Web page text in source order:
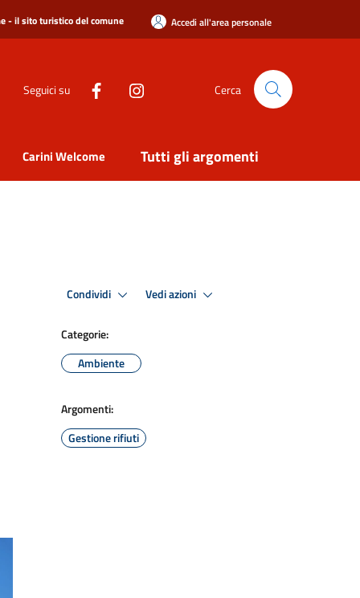
- il sito turistico del comune Accedi all'area personale
Seguici su Cerca
Carini Welcome Tutti gli argomenti
Condividi Vedi azioni
Categorie:
Ambiente
Argomenti:
Gestione rifiuti